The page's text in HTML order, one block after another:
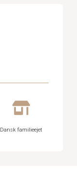
Dansk familieejet